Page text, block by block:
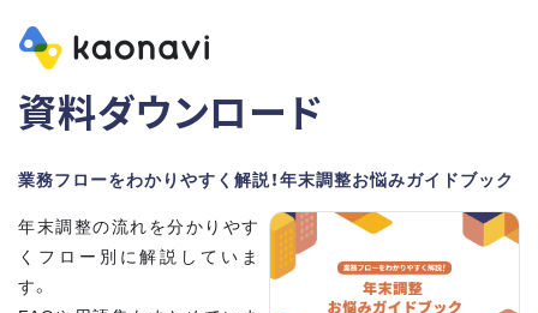
資料ダウンロード
業務フローをわかりやすく解説！年末調整お悩みガイドブック
年末調整の流れを分かりやす
くフロー別に解説していま
す。